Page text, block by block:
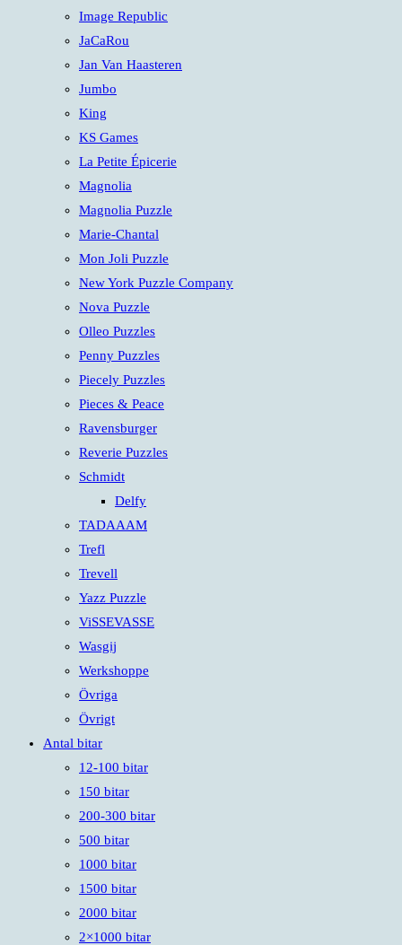
Image Republic
JaCaRou
Jan Van Haasteren
Jumbo
King
KS Games
La Petite Épicerie
Magnolia
Magnolia Puzzle
Marie-Chantal
Mon Joli Puzzle
New York Puzzle Company
Nova Puzzle
Olleo Puzzles
Penny Puzzles
Piecely Puzzles
Pieces & Peace
Ravensburger
Reverie Puzzles
Schmidt
Delfy
TADAAAM
Trefl
Trevell
Yazz Puzzle
ViSSEVASSE
Wasgij
Werkshoppe
Övriga
Övrigt
Antal bitar
12-100 bitar
150 bitar
200-300 bitar
500 bitar
1000 bitar
1500 bitar
2000 bitar
2×1000 bitar